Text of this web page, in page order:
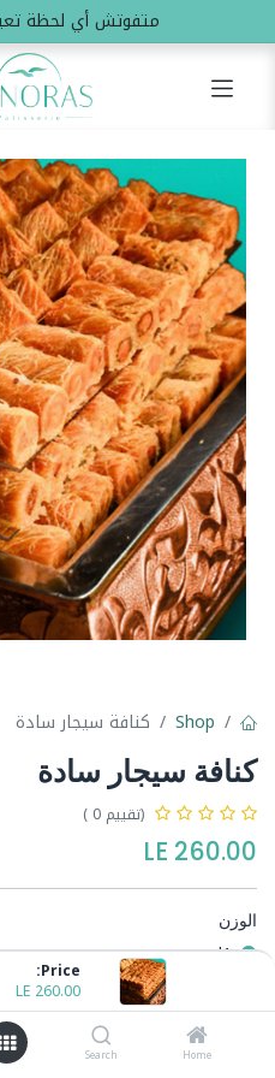
Price:
260.00
LE
Home
Search
متفوتش أي لحظة
Shop كنافة سيجار سادة
كنافة سيجار سادة
(تقييم 0 )
260.00
الوزن
1ك
-
130.00